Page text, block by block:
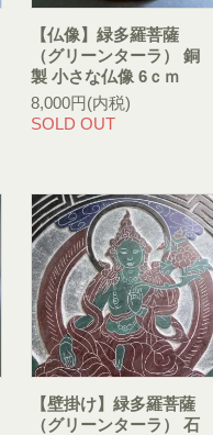
【仏像】緑多羅菩薩
（グリーンターラ） 銅
製 小さな仏像 6ｃｍ
8,000円(内税)
SOLD OUT
【壁掛け】緑多羅菩薩
（グリーンターラ） 石